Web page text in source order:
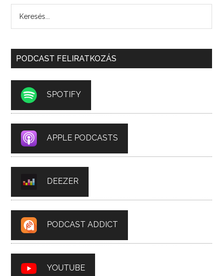
PODCAST FELIRATKOZÁS
SPOTIFY
APPLE PODCASTS
DEEZER
PODCAST ADDICT
YOUTUBE